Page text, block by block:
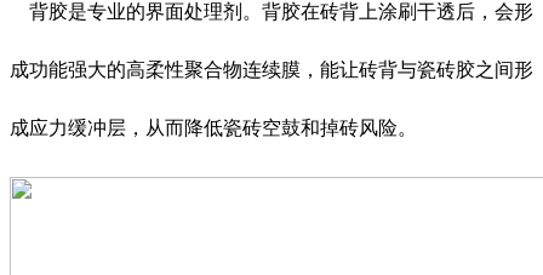
背胶是专业的界面处理剂。背胶在砖背上涂刷干透后，会形
成功能强大的高柔性聚合物连续膜，能让砖背与瓷砖胶之间形
成应力缓冲层，从而降低瓷砖空鼓和掉砖风险。